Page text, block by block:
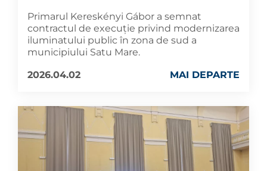
Primarul Kereskényi Gábor a semnat
contractul de execuție privind modernizarea
iluminatului public în zona de sud a
municipiului Satu Mare.
2026.04.02
MAI DEPARTE